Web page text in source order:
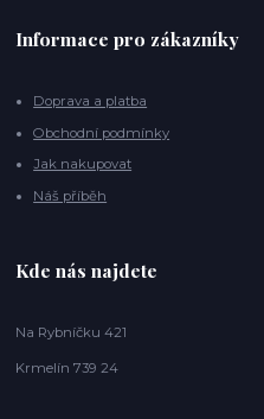
Informace pro zákazníky
Doprava a platba
Obchodní podmínky
Jak nakupovat
Náš příběh
Kde nás najdete
Na Rybníčku 421
Krmelín 739 24